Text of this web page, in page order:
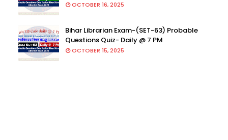
OCTOBER 16, 2025
Bihar Librarian Exam-(SET-63) Probable
Questions Quiz- Daily @ 7 PM
OCTOBER 15, 2025